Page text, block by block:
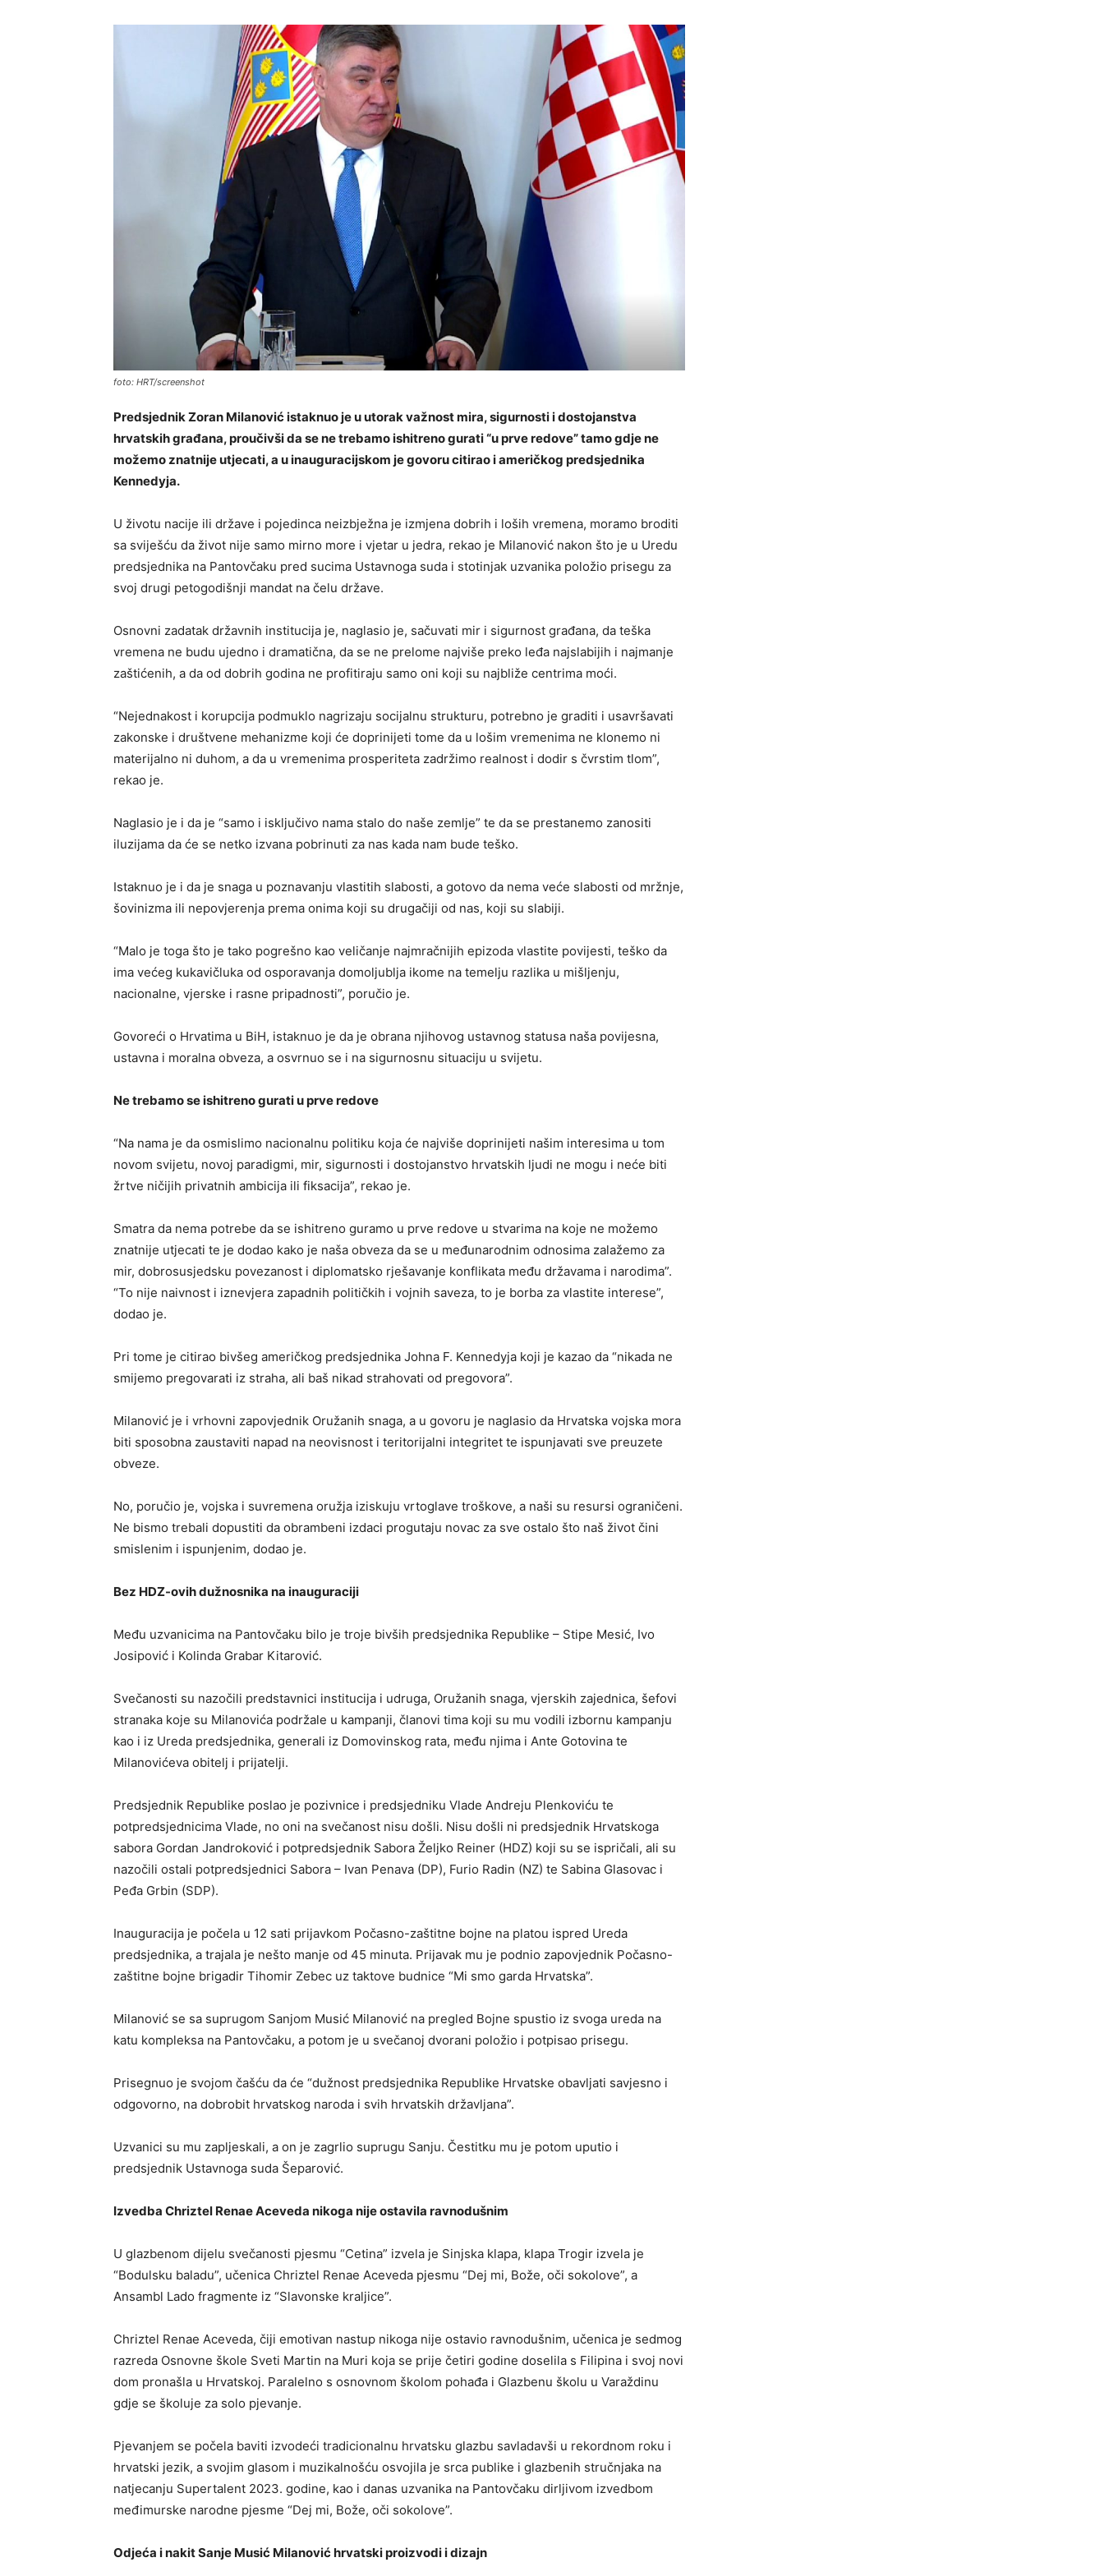
foto: HRT/screenshot
Predsjednik Zoran Milanović istaknuo je u utorak važnost mira, sigurnosti i dostojanstva
hrvatskih građana, proučivši da se ne trebamo ishitreno gurati “u prve redove” tamo gdje ne
možemo znatnije utjecati, a u inauguracijskom je govoru citirao i američkog predsjednika
Kennedyja.
U životu nacije ili države i pojedinca neizbježna je izmjena dobrih i loših vremena, moramo broditi
sa sviješću da život nije samo mirno more i vjetar u jedra, rekao je Milanović nakon što je u Uredu
predsjednika na Pantovčaku pred sucima Ustavnoga suda i stotinjak uzvanika položio prisegu za
svoj drugi petogodišnji mandat na čelu države.
Osnovni zadatak državnih institucija je, naglasio je, sačuvati mir i sigurnost građana, da teška
vremena ne budu ujedno i dramatična, da se ne prelome najviše preko leđa najslabijih i najmanje
zaštićenih, a da od dobrih godina ne profitiraju samo oni koji su najbliže centrima moći.
“Nejednakost i korupcija podmuklo nagrizaju socijalnu strukturu, potrebno je graditi i usavršavati
zakonske i društvene mehanizme koji će doprinijeti tome da u lošim vremenima ne klonemo ni
materijalno ni duhom, a da u vremenima prosperiteta zadržimo realnost i dodir s čvrstim tlom”,
rekao je.
Naglasio je i da je “samo i isključivo nama stalo do naše zemlje” te da se prestanemo zanositi
iluzijama da će se netko izvana pobrinuti za nas kada nam bude teško.
Istaknuo je i da je snaga u poznavanju vlastitih slabosti, a gotovo da nema veće slabosti od mržnje,
šovinizma ili nepovjerenja prema onima koji su drugačiji od nas, koji su slabiji.
“Malo je toga što je tako pogrešno kao veličanje najmračnijih epizoda vlastite povijesti, teško da
ima većeg kukavičluka od osporavanja domoljublja ikome na temelju razlika u mišljenju,
nacionalne, vjerske i rasne pripadnosti”, poručio je.
Govoreći o Hrvatima u BiH, istaknuo je da je obrana njihovog ustavnog statusa naša povijesna,
ustavna i moralna obveza, a osvrnuo se i na sigurnosnu situaciju u svijetu.
Ne trebamo se ishitreno gurati u prve redove
“Na nama je da osmislimo nacionalnu politiku koja će najviše doprinijeti našim interesima u tom
novom svijetu, novoj paradigmi, mir, sigurnosti i dostojanstvo hrvatskih ljudi ne mogu i neće biti
žrtve ničijih privatnih ambicija ili fiksacija”, rekao je.
Smatra da nema potrebe da se ishitreno guramo u prve redove u stvarima na koje ne možemo
znatnije utjecati te je dodao kako je naša obveza da se u međunarodnim odnosima zalažemo za
mir, dobrosusjedsku povezanost i diplomatsko rješavanje konflikata među državama i narodima”.
“To nije naivnost i iznevjera zapadnih političkih i vojnih saveza, to je borba za vlastite interese”,
dodao je.
Pri tome je citirao bivšeg američkog predsjednika Johna F. Kennedyja koji je kazao da “nikada ne
smijemo pregovarati iz straha, ali baš nikad strahovati od pregovora”.
Milanović je i vrhovni zapovjednik Oružanih snaga, a u govoru je naglasio da Hrvatska vojska mora
biti sposobna zaustaviti napad na neovisnost i teritorijalni integritet te ispunjavati sve preuzete
obveze.
No, poručio je, vojska i suvremena oružja iziskuju vrtoglave troškove, a naši su resursi ograničeni.
Ne bismo trebali dopustiti da obrambeni izdaci progutaju novac za sve ostalo što naš život čini
smislenim i ispunjenim, dodao je.
Bez HDZ-ovih dužnosnika na inauguraciji
Među uzvanicima na Pantovčaku bilo je troje bivših predsjednika Republike – Stipe Mesić, Ivo
Josipović i Kolinda Grabar Kitarović.
Svečanosti su nazočili predstavnici institucija i udruga, Oružanih snaga, vjerskih zajednica, šefovi
stranaka koje su Milanovića podržale u kampanji, članovi tima koji su mu vodili izbornu kampanju
kao i iz Ureda predsjednika, generali iz Domovinskog rata, među njima i Ante Gotovina te
Milanovićeva obitelj i prijatelji.
Predsjednik Republike poslao je pozivnice i predsjedniku Vlade Andreju Plenkoviću te
potpredsjednicima Vlade, no oni na svečanost nisu došli. Nisu došli ni predsjednik Hrvatskoga
sabora Gordan Jandroković i potpredsjednik Sabora Željko Reiner (HDZ) koji su se ispričali, ali su
nazočili ostali potpredsjednici Sabora – Ivan Penava (DP), Furio Radin (NZ) te Sabina Glasovac i
Peđa Grbin (SDP).
Inauguracija je počela u 12 sati prijavkom Počasno-zaštitne bojne na platou ispred Ureda
predsjednika, a trajala je nešto manje od 45 minuta. Prijavak mu je podnio zapovjednik Počasno-
zaštitne bojne brigadir Tihomir Zebec uz taktove budnice “Mi smo garda Hrvatska”.
Milanović se sa suprugom Sanjom Musić Milanović na pregled Bojne spustio iz svoga ureda na
katu kompleksa na Pantovčaku, a potom je u svečanoj dvorani položio i potpisao prisegu.
Prisegnuo je svojom čašću da će “dužnost predsjednika Republike Hrvatske obavljati savjesno i
odgovorno, na dobrobit hrvatskog naroda i svih hrvatskih državljana”.
Uzvanici su mu zapljeskali, a on je zagrlio suprugu Sanju. Čestitku mu je potom uputio i
predsjednik Ustavnoga suda Šeparović.
Izvedba Chriztel Renae Aceveda nikoga nije ostavila ravnodušnim
U glazbenom dijelu svečanosti pjesmu “Cetina” izvela je Sinjska klapa, klapa Trogir izvela je
“Bodulsku baladu”, učenica Chriztel Renae Aceveda pjesmu “Dej mi, Bože, oči sokolove”, a
Ansambl Lado fragmente iz “Slavonske kraljice”.
Chriztel Renae Aceveda, čiji emotivan nastup nikoga nije ostavio ravnodušnim, učenica je sedmog
razreda Osnovne škole Sveti Martin na Muri koja se prije četiri godine doselila s Filipina i svoj novi
dom pronašla u Hrvatskoj. Paralelno s osnovnom školom pohađa i Glazbenu školu u Varaždinu
gdje se školuje za solo pjevanje.
Pjevanjem se počela baviti izvodeći tradicionalnu hrvatsku glazbu savladavši u rekordnom roku i
hrvatski jezik, a svojim glasom i muzikalnošću osvojila je srca publike i glazbenih stručnjaka na
natjecanju Supertalent 2023. godine, kao i danas uzvanika na Pantovčaku dirljivom izvedbom
međimurske narodne pjesme “Dej mi, Bože, oči sokolove”.
Odjeća i nakit Sanje Musić Milanović hrvatski proizvodi i dizajn